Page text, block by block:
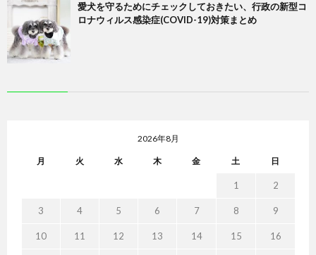
愛犬を守るためにチェックしておきたい、行政の新型コ
ロナウィルス感染症(COVID-19)対策まとめ
2026年8月
月 火 水 木 金 土 日
1 2
3 4 5 6 7 8 9
10 11 12 13 14 15 16